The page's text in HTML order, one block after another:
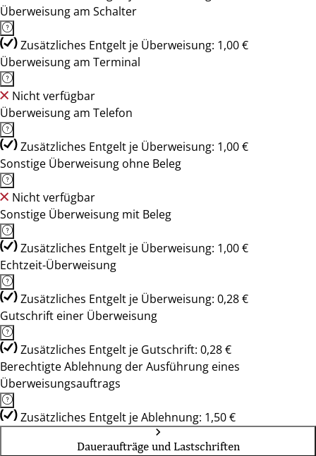
Überweisung am Schalter
Zusätzliches Entgelt je Überweisung: 1,00 €
Überweisung am Terminal
Nicht verfügbar
Überweisung am Telefon
Zusätzliches Entgelt je Überweisung: 1,00 €
Sonstige Überweisung ohne Beleg
Nicht verfügbar
Sonstige Überweisung mit Beleg
Zusätzliches Entgelt je Überweisung: 1,00 €
Echtzeit-Überweisung
Zusätzliches Entgelt je Überweisung: 0,28 €
Gutschrift einer Überweisung
Zusätzliches Entgelt je Gutschrift: 0,28 €
Berechtigte Ablehnung der Ausführung eines
Überweisungsauftrags
Zusätzliches Entgelt je Ablehnung: 1,50 €
Daueraufträge und Lastschriften